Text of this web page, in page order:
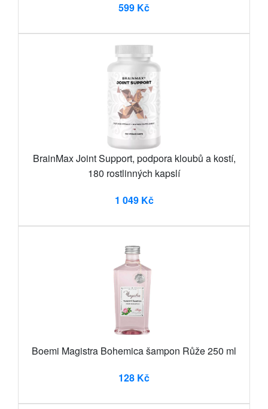
599 Kč
BrainMax Joint Support, podpora kloubů a kostí,
180 rostlinných kapslí
1 049 Kč
Boemi Magistra Bohemica šampon Růže 250 ml
128 Kč